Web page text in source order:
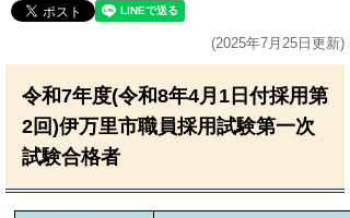
(2025年7月25日更新)
令和7年度(令和8年4月1日付採用第
2回)伊万里市職員採用試験第一次
試験合格者